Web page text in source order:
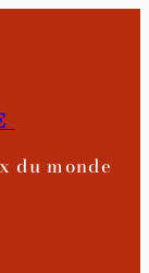
du monde